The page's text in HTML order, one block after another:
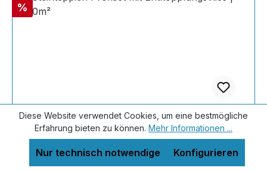
Rabatt
%
Entkopplungsvlies | 100m²
Diese Website verwendet Cookies, um eine bestmögliche
Erfahrung bieten zu können. Mehr Informationen ...
Nur technisch notwendige Konfigurieren